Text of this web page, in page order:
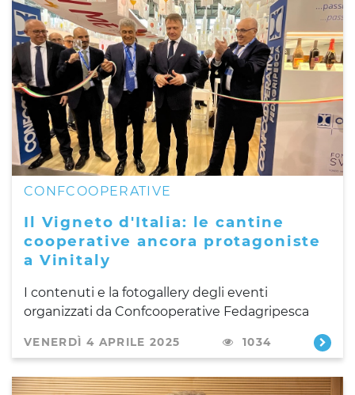
CONFCOOPERATIVE
Il Vigneto d'Italia: le cantine
cooperative ancora protagoniste
a Vinitaly
I contenuti e la fotogallery degli eventi
organizzati da Confcooperative Fedagripesca
VENERDÌ 4 APRILE 2025 1034